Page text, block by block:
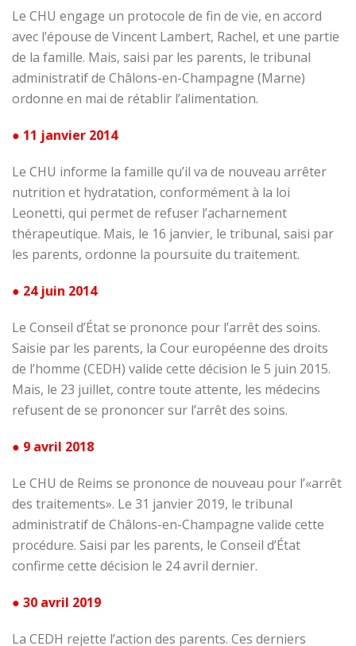
Le CHU engage un protocole de fin de vie, en accord
avec l’épouse de Vincent Lambert, Rachel, et une partie
de la famille. Mais, saisi par les parents, le tribunal
administratif de Châlons-en-Champagne (Marne)
ordonne en mai de rétablir l’alimentation.
● 11 janvier 2014
Le CHU informe la famille qu’il va de nouveau arrêter
nutrition et hydratation, conformément à la loi
Leonetti, qui permet de refuser l’acharnement
thérapeutique. Mais, le 16 janvier, le tribunal, saisi par
les parents, ordonne la poursuite du traitement.
● 24 juin 2014
Le Conseil d’État se prononce pour l’arrêt des soins.
Saisie par les parents, la Cour européenne des droits
de l’homme (CEDH) valide cette décision le 5 juin 2015.
Mais, le 23 juillet, contre toute attente, les médecins
refusent de se prononcer sur l’arrêt des soins.
● 9 avril 2018
Le CHU de Reims se prononce de nouveau pour l’«arrêt
des traitements». Le 31 janvier 2019, le tribunal
administratif de Châlons-en-Champagne valide cette
procédure. Saisi par les parents, le Conseil d’État
confirme cette décision le 24 avril dernier.
● 30 avril 2019
La CEDH rejette l’action des parents. Ces derniers